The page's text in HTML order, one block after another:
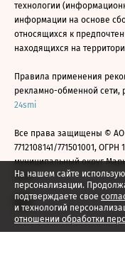
На нашем сайте
персонализации.
подтверждаете свое
и технологий
отношении обработки
технологии
информации на основе
относящихся к
находящихся на
Правила применения
рекламно-обменной сети,
24smi
Все права защищены ©
7712108141/771501001, ОГРН
муниципальный округ
2026